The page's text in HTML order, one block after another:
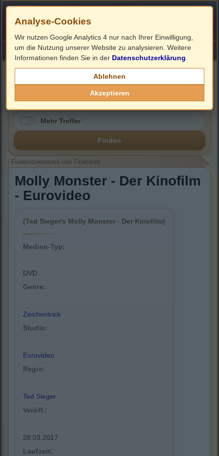
HOME ImpressumLinks
Filmbeschreibung, Cover & DVD Infos
Mehr Treffer
Finden
Filmbeschreibung und Filmdaten
Molly Monster - Der Kinofilm
- Eurovideo
(Ted Sieger's Molly Monster - Der Kinofilm)
Medien-Typ:
DVD
Genre:
Zeichentrick
Studio:
Eurovideo
Regie:
Ted Sieger
Veröff.:
28.03.2017
Laufzeit:
Analyse-Cookies
Wir nutzen Google Analytics 4 nur nach Ihrer Einwilligung,
um die Nutzung unserer Website zu analysieren. Weitere
Informationen finden Sie in der Datenschutzerklärung
Ablehnen
Akzeptieren